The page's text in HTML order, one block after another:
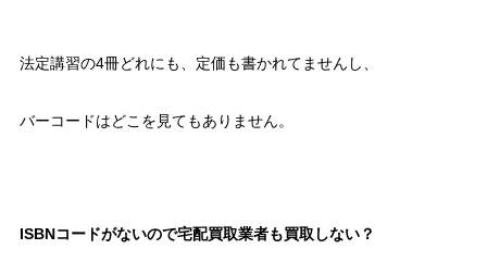
法定講習の4冊どれにも、定価も書かれてませんし、
バーコードはどこを見てもありません。
ISBNコードがないので宅配買取業者も買取しない？